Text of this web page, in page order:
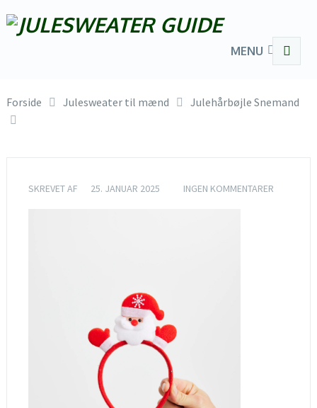
MENU
Forside Julesweater til mænd Julehårbøjle Snemand
SKREVET AF 25. JANUAR 2025 INGEN KOMMENTARER